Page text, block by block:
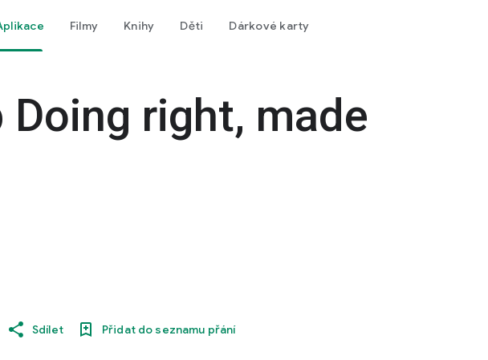
Filmy Knihy Děti Dárkové karty
Doing right, made
Sdílet Přidat do seznamu přání